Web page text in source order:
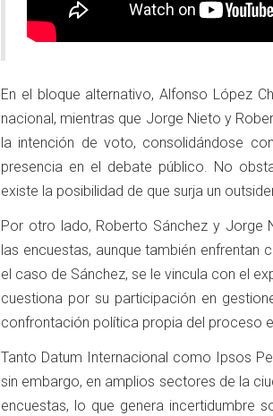
En el bloque alternativo, Alfonso López
nacional, mientras que Jorge Nieto y
la intención de voto, consolidándose
presencia en el debate público. No
existe la posibilidad de que surja un
Por otro lado, Roberto Sánchez y Jorge
las encuestas, aunque también
el caso de Sánchez, se le vincula con el
cuestiona por su participación en
confrontación política propia del proceso
Tanto Datum Internacional como Ipsos
sin embargo, en amplios sectores de la
encuestas, lo que genera incertidumbre